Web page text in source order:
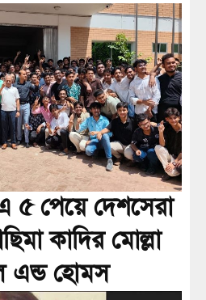
৫ পেয়ে দেশসেরা
কাদির মোল্লা
এন্ড হোমস